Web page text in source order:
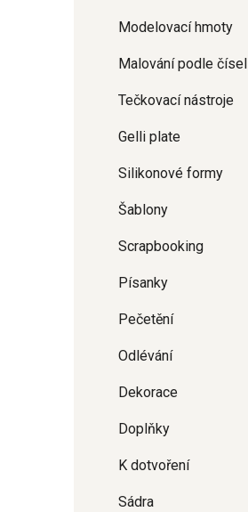
Modelovací hmoty
Malování podle čísel
Tečkovací nástroje
Gelli plate
Silikonové formy
Šablony
Scrapbooking
Písanky
Pečetění
Odlévání
Dekorace
Doplňky
K dotvoření
Sádra